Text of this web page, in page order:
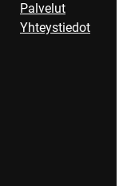
Palvelut
Yhteystiedot